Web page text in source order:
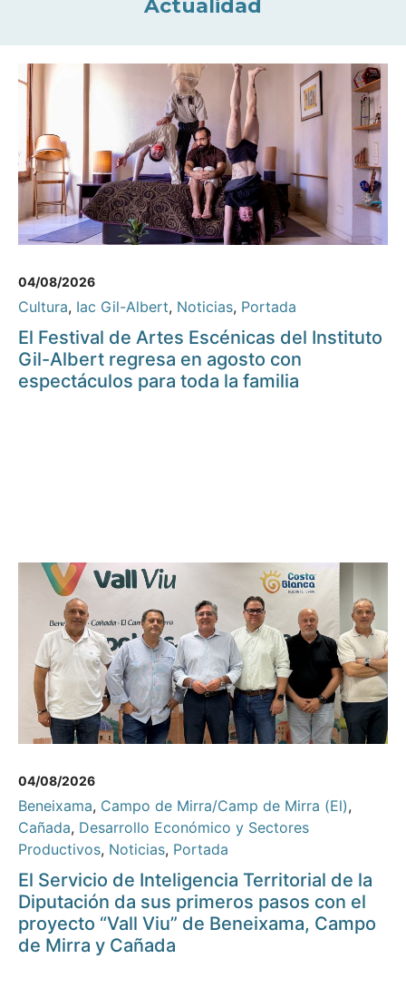
Actualidad
04/08/2026
Cultura, Iac Gil-Albert, Noticias, Portada
El Festival de Artes Escénicas del Instituto
Gil-Albert regresa en agosto con
espectáculos para toda la familia
04/08/2026
Beneixama, Campo de Mirra/Camp de Mirra (El),
Cañada, Desarrollo Económico y Sectores
Productivos, Noticias, Portada
El Servicio de Inteligencia Territorial de la
Diputación da sus primeros pasos con el
proyecto “Vall Viu” de Beneixama, Campo
de Mirra y Cañada